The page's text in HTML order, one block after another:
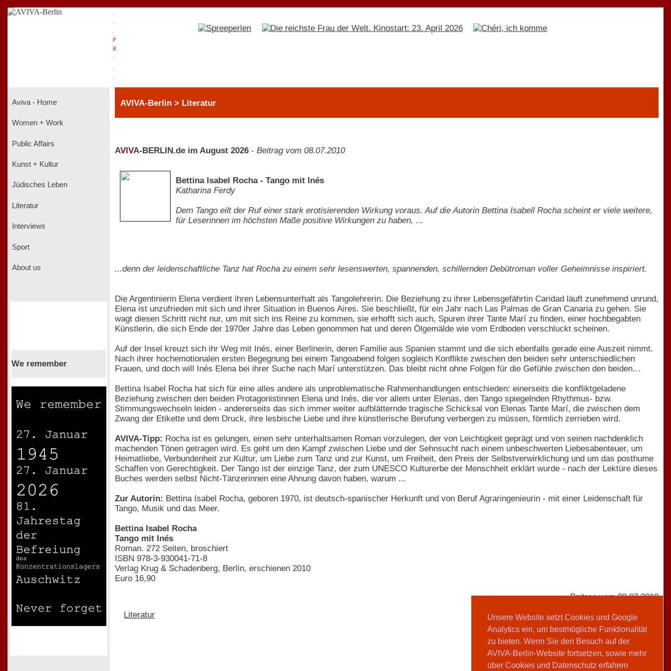
Unsere Website setzt Cookies und Google
Analytics ein, um bestmögliche Funktionalität
zu bieten. Wenn Sie den Besuch auf der
AVIVA-Berlin-Website fortsetzen, sowie mehr
über Cookies und Datenschutz erfahren
P
R
Aviva - Home
Women + Work
Public Affairs
Kunst + Kultur
Jüdisches Leben
Literatur
Interviews
Sport
About us
We remember
AVIVA-Berlin > Literatur
AV VA-BERLIN.de im August 2026 - Beitrag vom 08.07.2010
Bettina Isabel Rocha - Tango mit Inés
Katharina Ferdy
Dem Tango eilt der Ruf einer stark erotisierenden Wirkung voraus. Auf die Autorin Bettina Isabell Rocha scheint er viele weitere,
für Leserinnen im höchsten Maße positive Wirkungen zu haben, ...
...denn der leidenschaftliche Tanz hat Rocha zu einem sehr lesenswerten, spannenden, schillernden Debütroman voller Geheimnisse inspiriert.
Die Argentinierin Elena verdient ihren Lebensunterhalt als Tangolehrerin. Die Beziehung zu ihrer Lebensgefährtin Caridad läuft zunehmend unrund,
Elena ist unzufrieden mit sich und ihrer Situation in Buenos Aires. Sie beschließt, für ein Jahr nach Las Palmas de Gran Canaria zu gehen. Sie
wagt diesen Schritt nicht nur, um mit sich ins Reine zu kommen, sie erhofft sich auch, Spuren ihrer Tante Marí zu finden, einer hochbegabten
Künstlerin, die sich Ende der 1970er Jahre das Leben genommen hat und deren Ölgemälde wie vom Erdboden verschluckt scheinen.
Auf der Insel kreuzt sich ihr Weg mit Inés, einer Berlinerin, deren Familie aus Spanien stammt und die sich ebenfalls gerade eine Auszeit nimmt.
Nach ihrer hochemotionalen ersten Begegnung bei einem Tangoabend folgen sogleich Konflikte zwischen den beiden sehr unterschiedlichen
Frauen, und doch will Inés Elena bei ihrer Suche nach Marí unterstützen. Das bleibt nicht ohne Folgen für die Gefühle zwischen den beiden…
Bettina Isabel Rocha hat sich für eine alles andere als unproblematische Rahmenhandlungen entschieden: einerseits die konfliktgeladene
Beziehung zwischen den beiden Protagonistinnen Elena und Inés, die vor allem unter Elenas, den Tango spiegelnden Rhythmus- bzw.
Stimmungswechseln leiden - andererseits das sich immer weiter aufblätternde tragische Schicksal von Elenas Tante Marí, die zwischen dem
Zwang der Etikette und dem Druck, ihre lesbische Liebe und ihre künstlerische Berufung verbergen zu müssen, förmlich zerrieben wird.
AVIVA-Tipp: Rocha ist es gelungen, einen sehr unterhaltsamen Roman vorzulegen, der von Leichtigkeit geprägt und von seinen nachdenklich
machenden Tönen getragen wird. Es geht um den Kampf zwischen Liebe und der Sehnsucht nach einem unbeschwerten Liebesabenteuer, um
Heimatliebe, Verbundenheit zur Kultur, um Liebe zum Tanz und zur Kunst, um Freiheit, den Preis der Selbstverwirklichung und um das posthume
Schaffen von Gerechtigkeit. Der Tango ist der einzige Tanz, der zum UNESCO Kulturerbe der Menschheit erklärt wurde - nach der Lektüre dieses
Buches werden selbst Nicht-Tänzerinnen eine Ahnung davon haben, warum ...
Zur Autorin: Bettina Isabel Rocha, geboren 1970, ist deutsch-spanischer Herkunft und von Beruf Agraringenieurin - mit einer Leidenschaft für
Tango, Musik und das Meer.
Bettina Isabel Rocha
Tango mit Inés
Roman. 272 Seiten, broschiert
ISBN 978-3-930041-71-8
Verlag Krug & Schadenberg, Berlin, erschienen 2010
Euro 16,90
Literatur
Beitrag vom 08.07.2010
AVIVA-Redaktion